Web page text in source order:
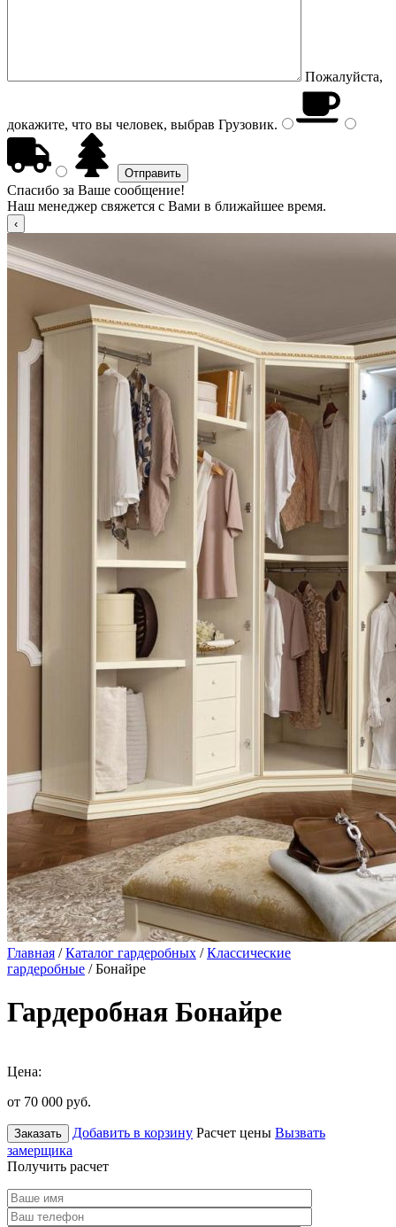
Пожалуйста,
докажите, что вы человек, выбрав Грузовик.
Спасибо за Ваше сообщение!
Наш менеджер свяжется с Вами в ближайшее время.
Главная /Каталог гардеробных /Классические
гардеробные / Бонайре
Гардеробная Бонайре
Цена:
от 70 000 руб.
Заказать Добавить в корзину Расчет цены Вызвать
замерщика
Получить расчет